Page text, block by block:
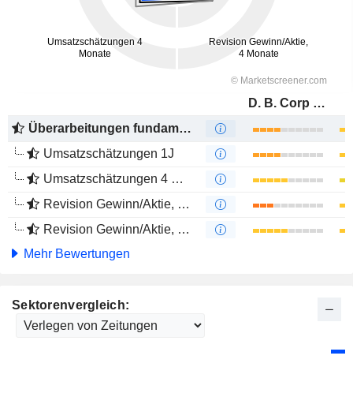
D. B. Corp Limited
Überarbeitungen fundamentaler Schätzungen
Umsatzschätzungen 1J
Umsatzschätzungen 4 Monate
Revision Gewinn/Aktie, 1 Jahr
Revision Gewinn/Aktie, 4 Monate
Mehr Bewertungen
Sektorenvergleich: